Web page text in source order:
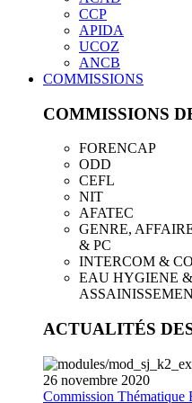
CCP
APIDA
UCOZ
ANCB
COMMISSIONS
COMMISSIONS
FORENCAP
ODD
CEFL
NIT
AFATEC
GENRE,
& PC
INTERCOM &
EAU HYGIENE &
ACTUALITÉS
26 novembre 2020
Commission Thématique